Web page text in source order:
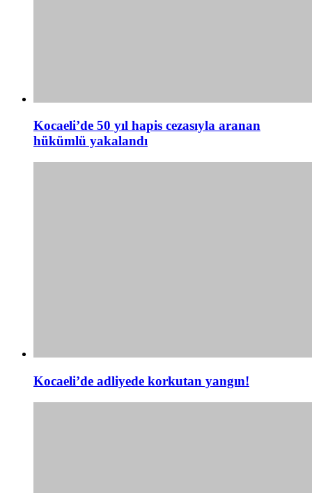
Kocaeli’de 50 yıl hapis cezasıyla aranan
hükümlü yakalandı
Kocaeli’de adliyede korkutan yangın!